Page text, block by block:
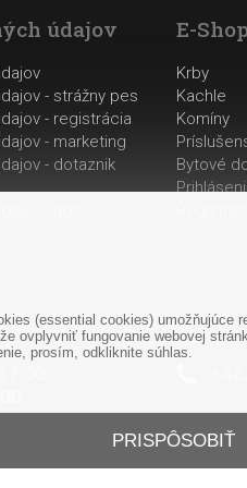
údajov
- strážny pes
- registrácia
- marketing
- dotaznik
E-
Krby
Kachle
Komíny
Bytové
(essential cookies)
ovplyvniť fungovanie webovej
prosím, odkliknite súhlas.
PRISPÔSOBIŤ